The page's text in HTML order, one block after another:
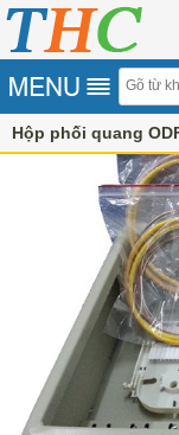
Hộp phối quang